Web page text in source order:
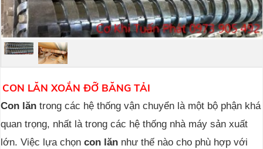
CON LĂN XOẮN ĐỠ BĂNG TẢI
Con lăn trong các hệ thống vận chuyển là một bộ phận khá
quan trọng, nhất là trong các hệ thống nhà máy sản xuất
lớn. Việc lựa chọn con lăn như thế nào cho phù hợp với